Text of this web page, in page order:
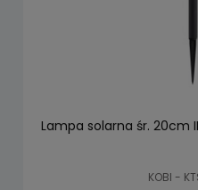
Lampa solarna śr. 20cm
KOBI -